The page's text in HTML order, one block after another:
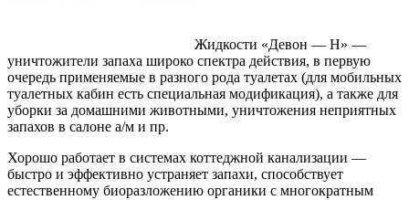
Жидкости «Девон — Н» —
уничтожители запаха широко спектра действия, в первую
очередь применяемые в разного рода туалетах (для мобильных
туалетных кабин есть специальная модификация), а также для
уборки за домашними животными, уничтожения неприятных
запахов в салоне а/м и пр.
Хорошо работает в системах коттеджной канализации —
быстро и эффективно устраняет запахи, способствует
естественному биоразложению органики с многократным